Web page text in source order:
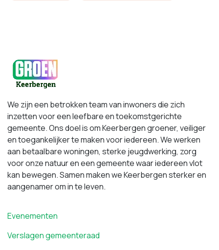
We zijn een betrokken team van inwoners die zich
inzetten voor een leefbare en toekomstgerichte
gemeente. Ons doel is om Keerbergen groener, veiliger
en toegankelijker te maken voor iedereen. We werken
aan betaalbare woningen, sterke jeugdwerking, zorg
voor onze natuur en een gemeente waar iedereen vlot
kan bewegen. Samen maken we Keerbergen sterker en
aangenamer om in te leven.
Evenementen
Verslagen gemeenteraad